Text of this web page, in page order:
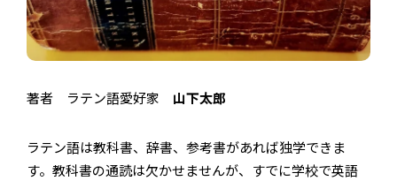
著者 ラテン語愛好家 山下太郎
ラテン語は教科書、辞書、参考書があれば独学できま
す。教科書の通読は欠かせませんが、すでに学校で英語